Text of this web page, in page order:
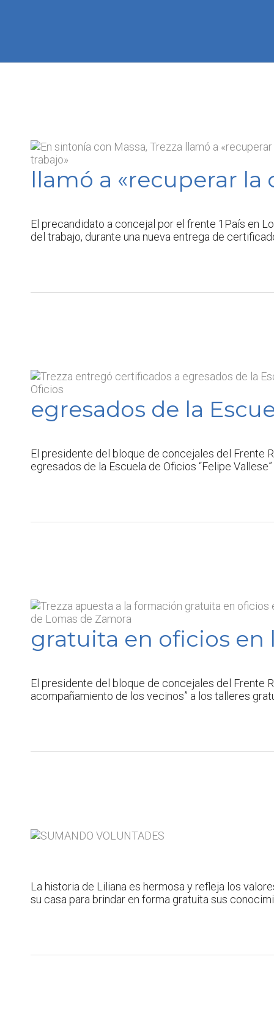
llamó a «recuperar
El precandidato a concejal por el frente 1País en
del trabajo, durante una nueva entrega de
egresados de la
El presidente del bloque de concejales del Frente
egresados de la Escuela de Oficios “Felipe
gratuita en oficios en
El presidente del bloque de concejales del Frente
acompañamiento de los vecinos” a los talleres
La historia de Liliana es hermosa y refleja los
su casa para brindar en forma gratuita sus